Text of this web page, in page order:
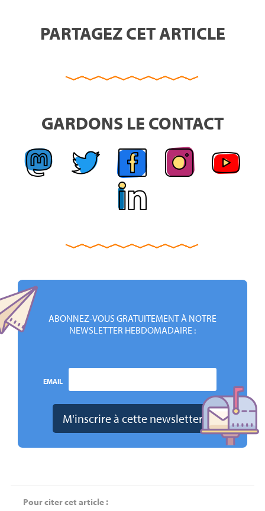
PARTAGEZ CET ARTICLE
GARDONS LE CONTACT
ABONNEZ-VOUS GRATUITEMENT À NOTRE
NEWSLETTER HEBDOMADAIRE :
EMAIL
Pour citer cet article :